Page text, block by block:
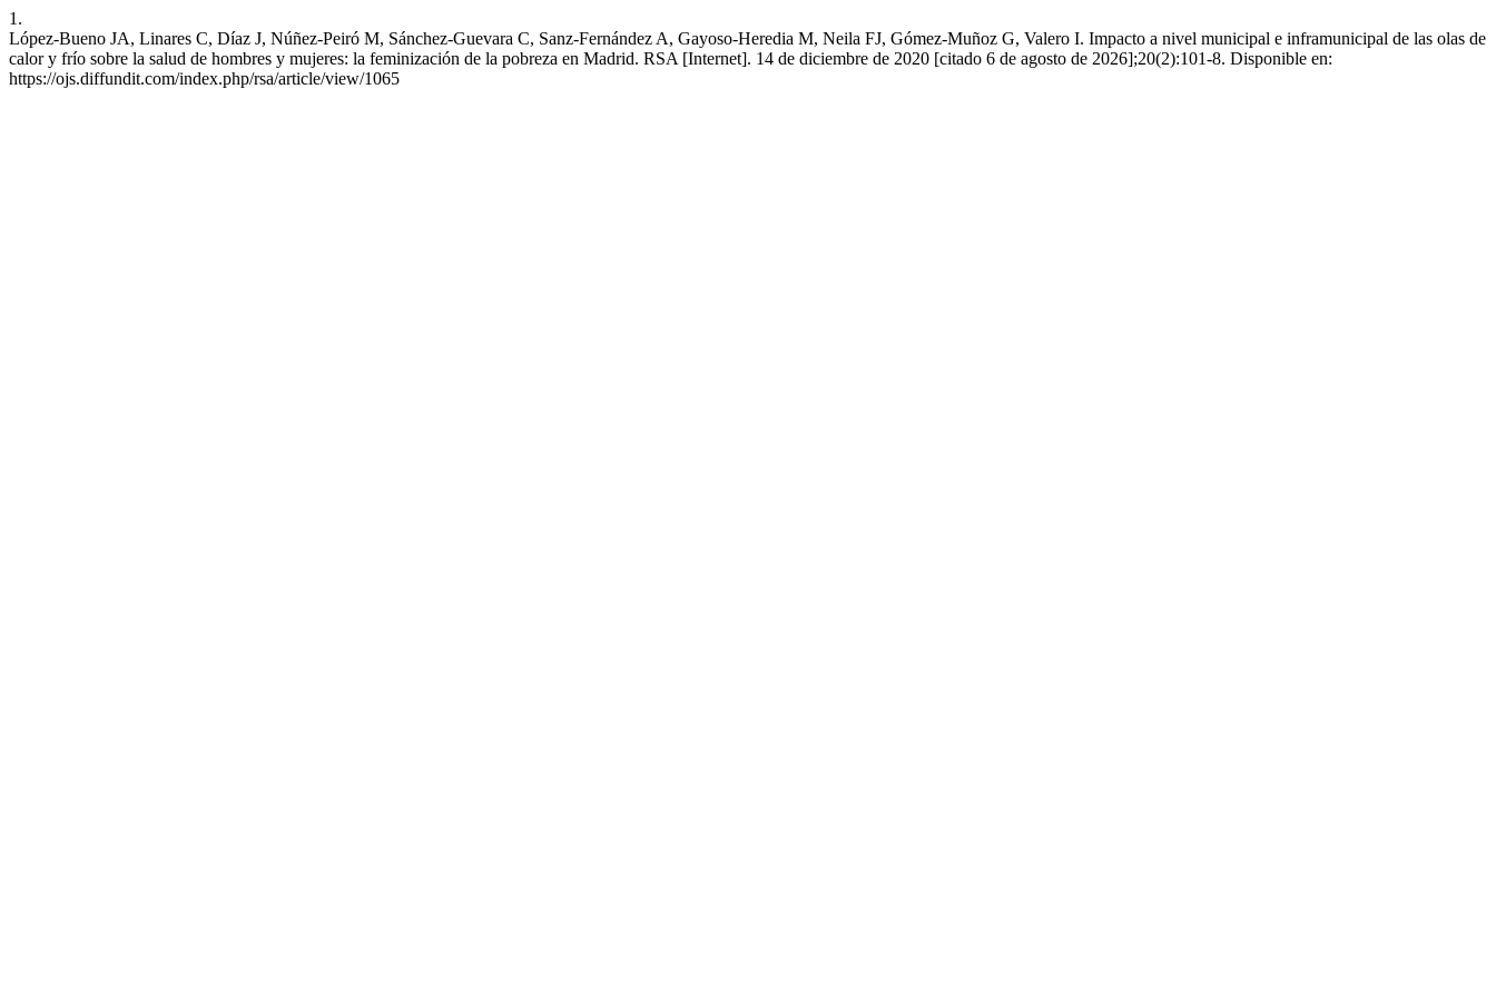
1.
López-Bueno JA, Linares C, Díaz J, Núñez-Peiró M, Sánchez-Guevara C, Sanz-Fernández A, Gayoso-Heredia M, Neila FJ, Gómez-Muñoz G, Valero I. Impacto a nivel municipal e inframunicipal de las olas de
calor y frío sobre la salud de hombres y mujeres: la feminización de la pobreza en Madrid. RSA [Internet]. 14 de diciembre de 2020 [citado 6 de agosto de 2026];20(2):101-8. Disponible en:
https://ojs.diffundit.com/index.php/rsa/article/view/1065